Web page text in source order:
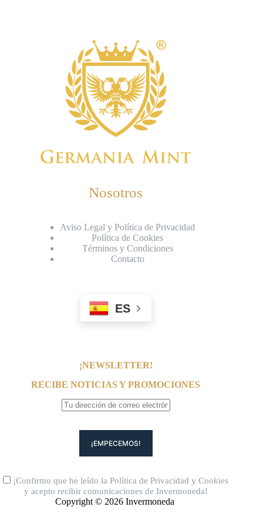
Nosotros
Aviso Legal y Política de Privacidad
Política de Cookies
Términos y Condiciones
Contacto
ES
¡NEWSLETTER!
RECIBE NOTICIAS Y PROMOCIONES
¡Confirmo que he leído laPolítica de Privacidad yCookies
y acepto recibir comunicaciones de Invermoneda!
Copyright © 2026 Invermoneda